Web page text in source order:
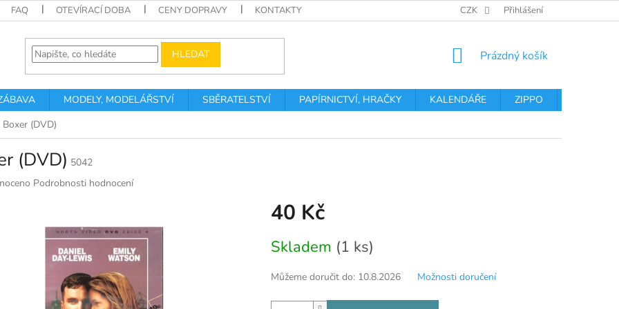
FAQ OTEVÍRACÍ DOBA CENY DOPRAVY KONTAKTY PODMÍNKY OCHRANY OSOBNÍCH
CZK Přihlášení
HLEDAT
NÁKUPNÍ
Prázdný košík
MODELY, MODELÁŘSTVÍ SBĚRATELSTVÍ PAPÍRNICTVÍ, HRAČKY KALENDÁŘE ZIPPO
Boxer (DVD)
(DVD) 5042
Podrobnosti hodnocení
40 Kč
cena:
Skladem (1 ks)
Můžeme doručit do: 10.8.2026 Možnosti doručení